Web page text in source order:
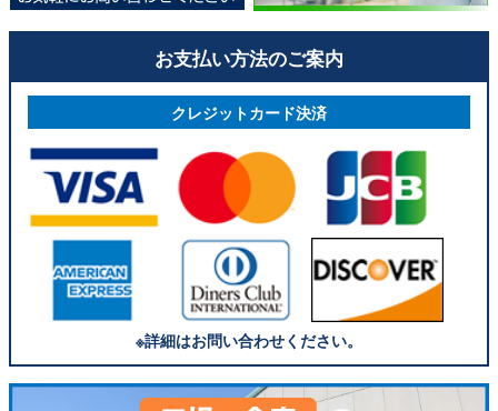
お支払い方法のご案内
クレジットカード決済
※詳細はお問い合わせください。